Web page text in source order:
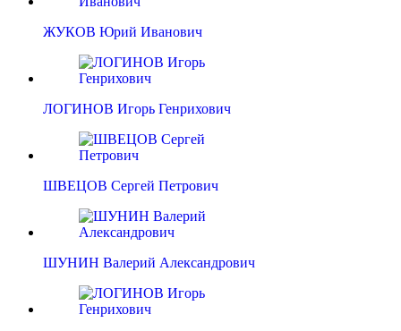
ЖУКОВ Юрий Иванович
ЛОГИНОВ Игорь Генрихович
ШВЕЦОВ Сергей Петрович
ШУНИН Валерий Александрович